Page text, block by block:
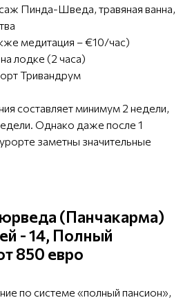
Пинда-Шведа, травяная ванна,
медитация – €10/час)
лодке (2 часа)
Тривандрум
составляет минимум 2 недели,
Однако даже после 1
заметны значительные
(Панчакарма)
- 14, Полный
850 евро
по системе «полный пансион»,